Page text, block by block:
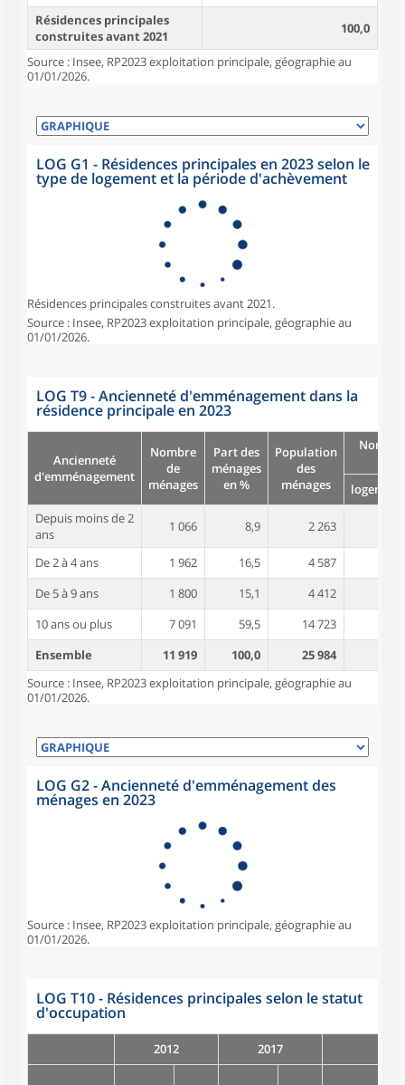
Résidences principales
construites avant 2021
100,0
Source : Insee, RP2023 exploitation principale, géographie au
01/01/2026.
LOG G1 - Résidences principales en 2023 selon le
type de logement et la période d'achèvement
Résidences principales construites avant 2021.
Source : Insee, RP2023 exploitation principale, géographie au
01/01/2026.
LOG T9 - Ancienneté d'emménagement dans la
résidence principale en 2023
Ancienneté
d'emménagement
Nombre
de
ménages
Part des
ménages
en %
Population
des
ménages
logement
Depuis moins de 2
ans
1 066 8,9 2 263
De 2 à 4 ans 1 962 16,5 4 587
De 5 à 9 ans
1 800 15,1 4 412
10 ans ou plus
7 091 59,5 14 723
Ensemble
11 919 100,0 25 984
Source : Insee, RP2023 exploitation principale, géographie au
01/01/2026.
LOG G2 - Ancienneté d'emménagement des
ménages en 2023
Source : Insee, RP2023 exploitation principale, géographie au
01/01/2026.
LOG T10 - Résidences principales selon le statut
d'occupation
2012 2017